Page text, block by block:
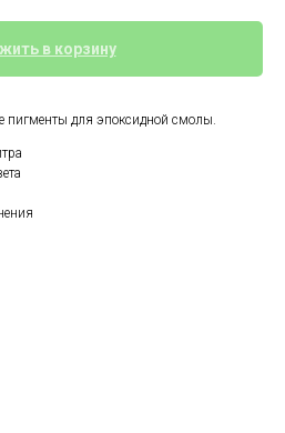
в корзину
пигменты для эпоксидной смолы.